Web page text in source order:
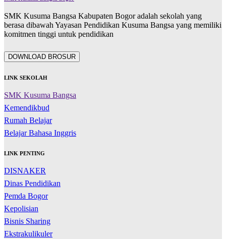
SMK Kusuma Bangsa Kabupaten Bogor adalah sekolah yang
berasa dibawah Yayasan Pendidikan Kusuma Bangsa yang memiliki
komitmen tinggi untuk pendidikan
DOWNLOAD BROSUR
LINK SEKOLAH
SMK Kusuma Bangsa
Kemendikbud
Rumah Belajar
Belajar Bahasa Inggris
LINK PENTING
DISNAKER
Dinas Pendidikan
Pemda Bogor
Kepolisian
Bisnis Sharing
Ekstrakulikuler